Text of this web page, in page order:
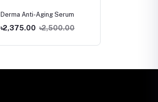
Derma Anti-Aging Serum
৳2,375.00 ৳2,500.00